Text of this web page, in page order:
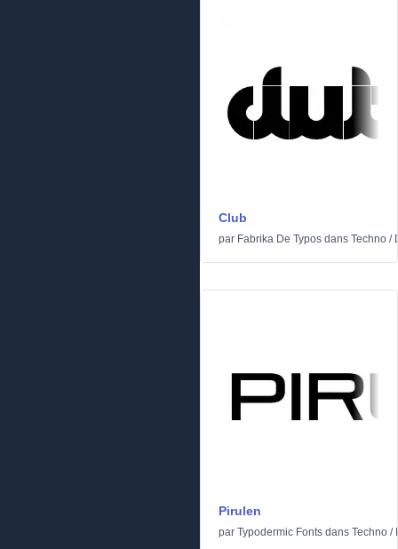
Club
par Fabrika De Typos dans Techno /
Pirulen
par Typodermic Fonts dans Techno /